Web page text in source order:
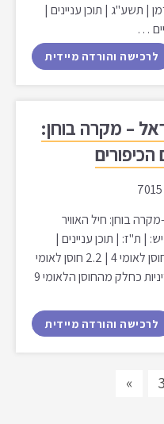
| תשע"ג | תוכן עניינים |
…
לרכישה והורדה מיידית
– מקרה בוחן:
בוחן: חיל האוויר
| ת"ז: | תוכן עניינים |
1.מבוא 2 | 2.סקירת ספרות 4 | 2.1 חוסן לאומי 4 | 2.2 חוסן לאומי
בישראל 7 | 2.3 פעולות צבאיות ומדיניות כחלק מהחוסן הלאומי 9
לרכישה והורדה מיידית
3
»